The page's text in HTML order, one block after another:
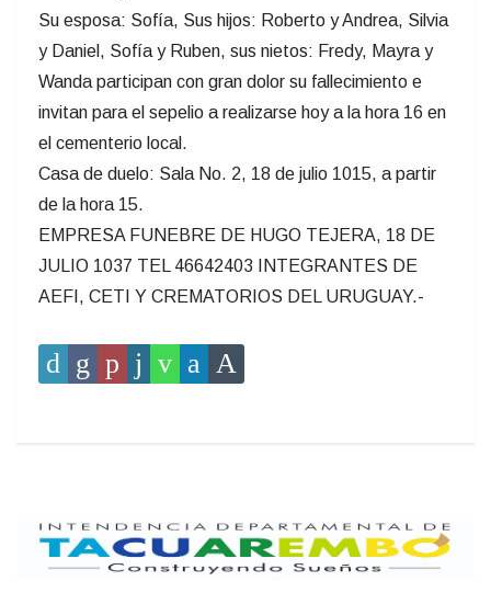
Su esposa: Sofía, Sus hijos: Roberto y Andrea, Silvia
y Daniel, Sofía y Ruben, sus nietos: Fredy, Mayra y
Wanda participan con gran dolor su fallecimiento e
invitan para el sepelio a realizarse hoy a la hora 16 en
el cementerio local.
Casa de duelo: Sala No. 2, 18 de julio 1015, a partir
de la hora 15.
EMPRESA FUNEBRE DE HUGO TEJERA, 18 DE
JULIO 1037 TEL 46642403 INTEGRANTES DE
AEFI, CETI Y CREMATORIOS DEL URUGUAY.-